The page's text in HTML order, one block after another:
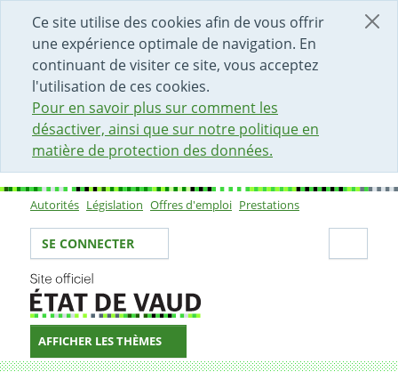
Ce site utilise des cookies afin de vous offrir
une expérience optimale de navigation. En
continuant de visiter ce site, vous acceptez
l'utilisation de ces cookies.
Pour en savoir plus sur comment les
désactiver, ainsi que sur notre politique en
matière de protection des données.
DÉBUT DU CONTENU DE LA PAGE
ACCÈS AU CHAMP DE RECHERCHE
PAGE D'ACCUEIL
FORMULAIRE DE CONTACT
Sous-navigation
Autorités Législation Offres d'emploi Prestations
Votre identité
SE CONNECTER
AFFICHER LES THÈMES